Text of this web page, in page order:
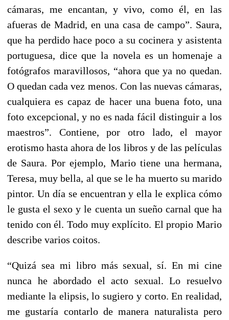
cámaras, me encantan, y vivo, como él, en las
afueras de Madrid, en una casa de campo”. Saura,
que ha perdido hace poco a su cocinera y asistenta
portuguesa, dice que la novela es un homenaje a
fotógrafos maravillosos, “ahora que ya no quedan.
O quedan cada vez menos. Con las nuevas cámaras,
cualquiera es capaz de hacer una buena foto, una
foto excepcional, y no es nada fácil distinguir a los
maestros”. Contiene, por otro lado, el mayor
erotismo hasta ahora de los libros y de las películas
de Saura. Por ejemplo, Mario tiene una hermana,
Teresa, muy bella, al que se le ha muerto su marido
pintor. Un día se encuentran y ella le explica cómo
le gusta el sexo y le cuenta un sueño carnal que ha
tenido con él. Todo muy explícito. El propio Mario
describe varios coitos.
“Quizá sea mi libro más sexual, sí. En mi cine
nunca he abordado el acto sexual. Lo resuelvo
mediante la elipsis, lo sugiero y corto. En realidad,
me gustaría contarlo de manera naturalista pero